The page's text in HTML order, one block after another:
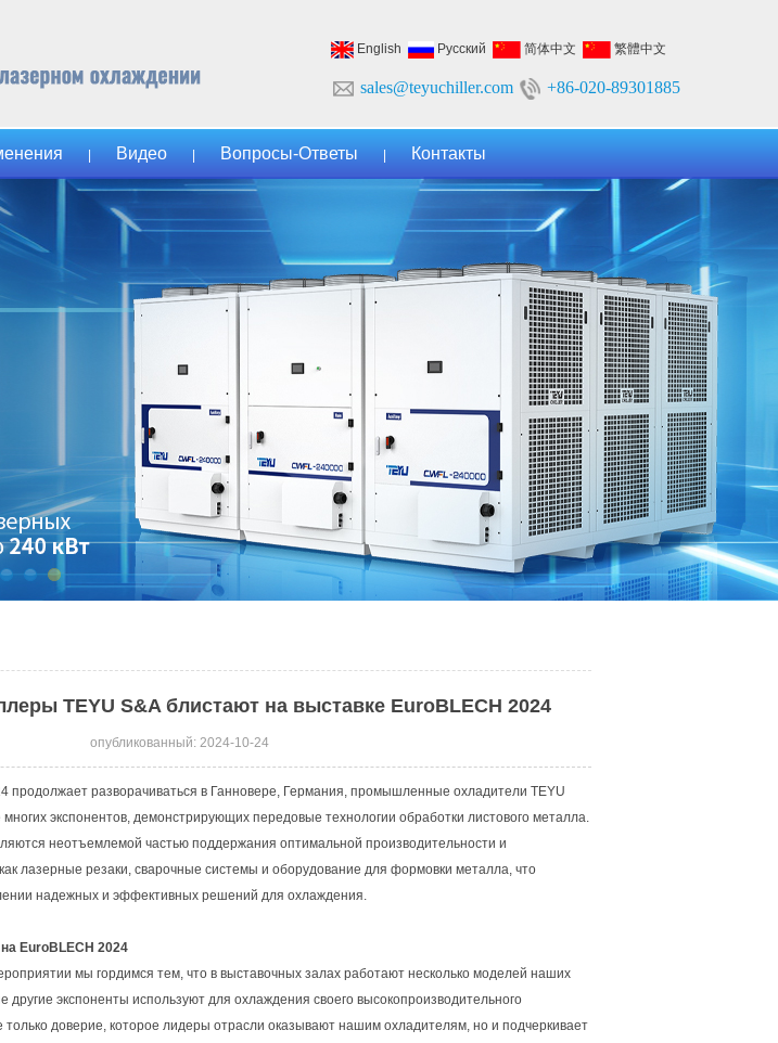
English Русский 简体中文 繁體中文
sales@teyuchiller.com +86-020-89301885
Видео Вопросы-Ответы Контакты
TEYU S&A блистают на выставке EuroBLECH 2024
опубликованный: 2024-10-24
продолжает разворачиваться в Ганновере, Германия, промышленные охладители TEYU
экспонентов, демонстрирующих передовые технологии обработки листового металла.
неотъемлемой частью поддержания оптимальной производительности и
лазерные резаки, сварочные системы и оборудование для формовки металла, что
надежных и эффективных решений для охлаждения.
EuroBLECH 2024
мы гордимся тем, что в выставочных залах работают несколько моделей наших
экспоненты используют для охлаждения своего высокопроизводительного
доверие, которое лидеры отрасли оказывают нашим охладителям, но и подчеркивает